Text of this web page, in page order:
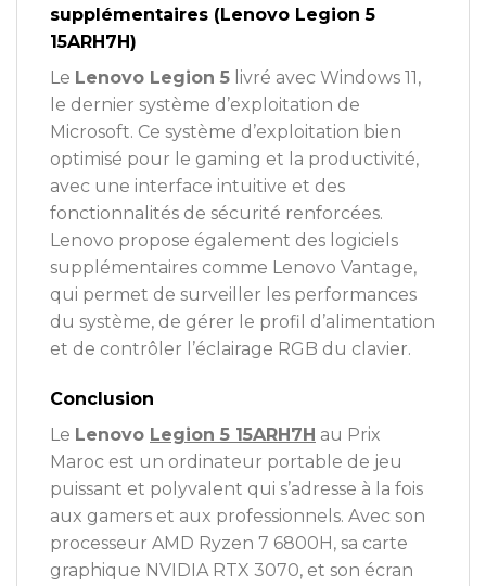
supplémentaires (Lenovo Legion 5
15ARH7H)
Le Lenovo Legion 5 livré avec Windows 11,
le dernier système d’exploitation de
Microsoft. Ce système d’exploitation bien
optimisé pour le gaming et la productivité,
avec une interface intuitive et des
fonctionnalités de sécurité renforcées.
Lenovo propose également des logiciels
supplémentaires comme Lenovo Vantage,
qui permet de surveiller les performances
du système, de gérer le profil d’alimentation
et de contrôler l’éclairage RGB du clavier.
Conclusion
Le Lenovo Legion 5 15ARH7H au Prix
Maroc est un ordinateur portable de jeu
puissant et polyvalent qui s’adresse à la fois
aux gamers et aux professionnels. Avec son
processeur AMD Ryzen 7 6800H, sa carte
graphique NVIDIA RTX 3070, et son écran